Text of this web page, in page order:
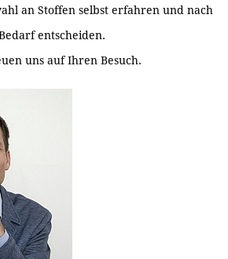
an Stoffen selbst erfahren und nach
entscheiden.
uns auf Ihren Besuch.